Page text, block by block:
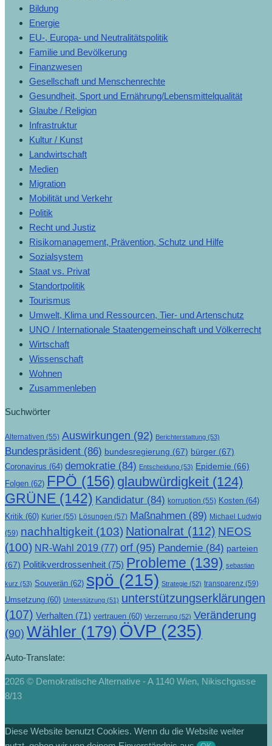
Bildung
Energie
EU-, Europa- und Neutralitätspolitik
Familie und Bevölkerung
Finanzwesen
Gesellschaft und Menschenrechte
Gesundheit, Sport und Ernährung/Lebensmittelqualität
Glaube / Religion
Infrastruktur
Kultur / Kunst
Landwirtschaft
Medien
Migration
Mobilität und Verkehr
Politik
Recht und Justiz
Risikomanagement, Prävention, Schutz und Hilfe
Sozialsystem
Staat vs. Privat
Standortpolitik
Tourismus
Umwelt, Klima und Ressourcen, Tier- und Artenschutz
UNO / Internationale Staatengemeinschaft und Völkerrecht
Wirtschaft
Wissenschaft
Wohnen
Zusammenleben
Suchwörter
Alternativen (55) Auswirkungen (92) Berichterstattung (53)
Bundespräsident (86) bundesregierung (67) bürger (67)
Coronavirus (64) demokratie (84) Entscheidung (53) Epidemie (66)
Folgen (62) FPÖ (156) glaubwürdigkeit (124)
GRÜNE (142) Kandidatur (84) korruption (55) Kosten (64)
Kritik (60) Kurier (55) Lösungen (57) Maßnahmen (89) Michael Ludwig
(59) nachhaltigkeit (103) Nationalrat (112) NEOS
(100) NR-Wahl 2019 (77) orf (95) Pandemie (84) parteien
(67) Politikverdrossenheit (75) Probleme (139) sebastian
kurz (53) Souverän (62) spö (215) Strategie (52) transparenz (59)
Umsetzung (60) Unterstützung (51) unterstützungserklärungen
(107) Verhalten (71) vertrauen (60) Verzerrung (52) Veränderung
(90) Wähler (179) ÖVP (235)
Auto-Translate:
2026 © Demokratische Alternative - A 1140 Wien, Nikischgasse
8/13
Diese Website benutzt Cookies. Wenn du die Website weiter